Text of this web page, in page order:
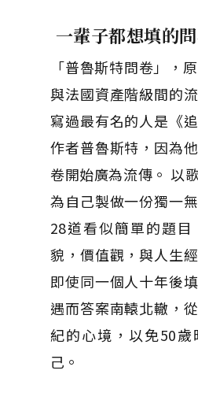
一輩子都想填的
「普魯斯特問卷」，
與法國資產階級間的
寫過最有名的人是《
作者普魯斯特，因為
卷開始廣為流傳。 以
為自己製做一份獨一
28道看似簡單的題
貌，價值觀，與人生
即使同一個人十年後
遇而答案南轅北轍，
紀的心境，以免50歲
己。